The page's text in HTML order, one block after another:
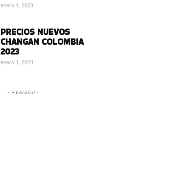
enero 1, 2023
PRECIOS NUEVOS
CHANGAN COLOMBIA
2023
enero 1, 2023
- Publicidad -